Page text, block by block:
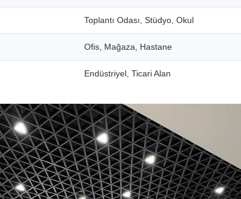
Toplantı Odası, Stüdyo, Okul
Ofis, Mağaza, Hastane
Endüstriyel, Ticari Alan